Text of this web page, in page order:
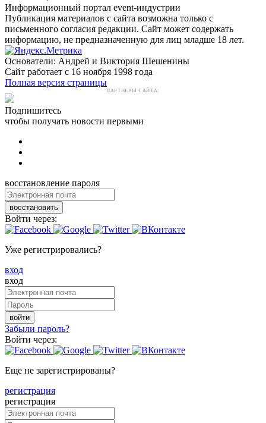
Информационный портал event-индустрии
Публикация материалов с сайта возможна только с
письменного согласия редакции. Сайт может содержать
информацию, не предназначенную для лиц младше 18 лет.
Основатели: Андрей и Виктория Шешенины
Сайт работает с 16 ноября 1998 года
Полная версия страницы
ПАРТНЕРЫ САЙТА:
Подпишитесь
чтобы получать новости первыми
восстановление пароля
восстановить
Войти через:
Уже регистрировались?
вход
вход
войти
Забыли пароль?
Войти через:
Еще не зарегистрированы?
регистрация
регистрация